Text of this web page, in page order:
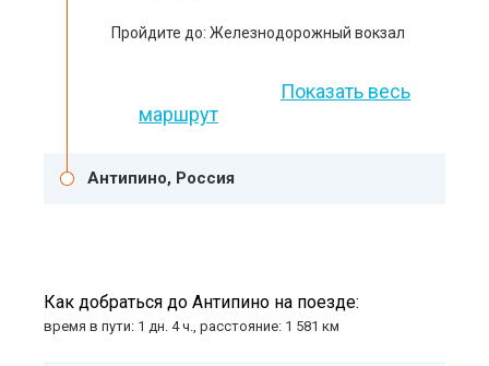
Пройдите до: Железнодорожный вокзал
Показать весь
маршрут
Антипино, Россия
Как добраться до Антипино на поезде:
время в пути: 1 дн. 4 ч., расстояние: 1 581 км